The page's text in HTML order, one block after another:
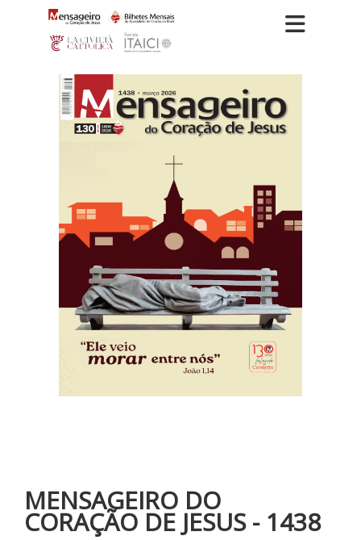
MENSAGEIRO DO
CORAÇÃO DE JESUS - 1438